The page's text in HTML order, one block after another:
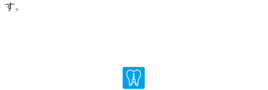
す。